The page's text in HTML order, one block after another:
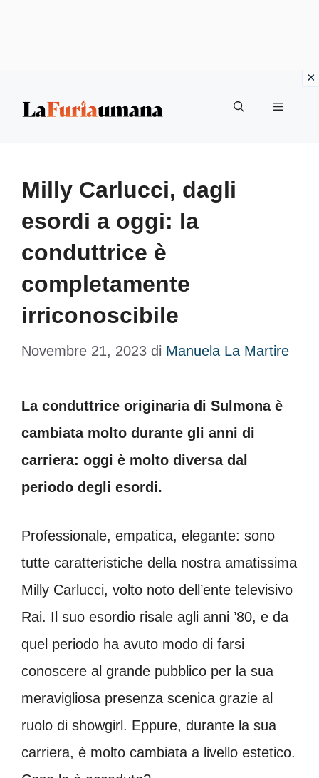
Menu
Milly Carlucci, dagli
esordi a oggi: la
conduttrice è
completamente
irriconoscibile
Novembre 21, 2023 di Manuela La Martire
La conduttrice originaria di Sulmona è
cambiata molto durante gli anni di
carriera: oggi è molto diversa dal
periodo degli esordi.
Professionale, empatica, elegante: sono
tutte caratteristiche della nostra amatissima
Milly Carlucci, volto noto dell’ente televisivo
Rai. Il suo esordio risale agli anni ’80, e da
quel periodo ha avuto modo di farsi
conoscere al grande pubblico per la sua
meravigliosa presenza scenica grazie al
ruolo di showgirl. Eppure, durante la sua
carriera, è molto cambiata a livello estetico.